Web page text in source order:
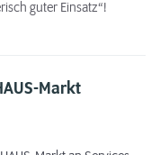
guter Einsatz“!
Markt